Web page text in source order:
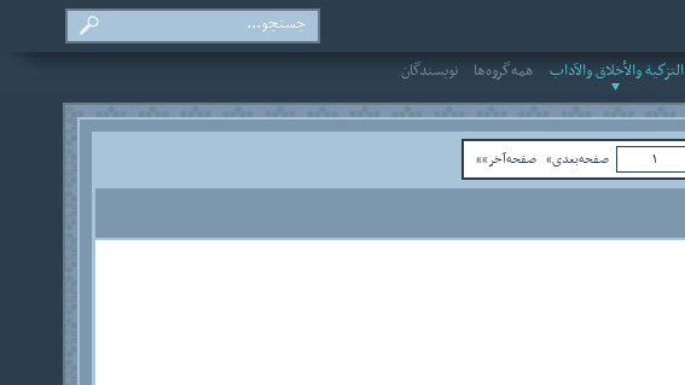
التزكية والأخلاق والآداب همه‌گروه‌ها نویسندگان
صفحه‌بعدی» صفحه‌آخر»»